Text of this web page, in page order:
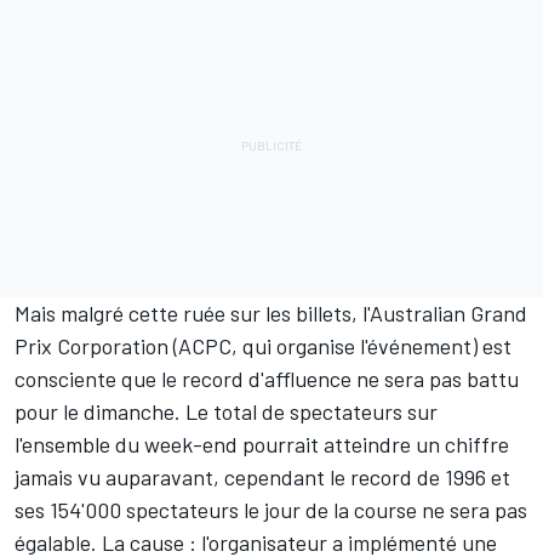
Mais malgré cette ruée sur les billets, l'Australian Grand
Prix Corporation (ACPC, qui organise l'événement) est
consciente que le record d'affluence ne sera pas battu
pour le dimanche. Le total de spectateurs sur
l'ensemble du week-end pourrait atteindre un chiffre
jamais vu auparavant, cependant le record de 1996 et
ses 154'000 spectateurs le jour de la course ne sera pas
égalable. La cause : l'organisateur a implémenté une